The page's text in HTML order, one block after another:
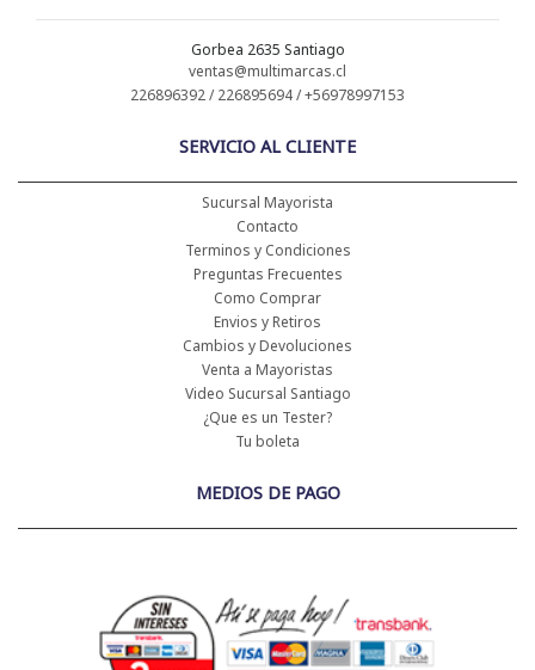
Gorbea 2635 Santiago
ventas@multimarcas.cl
226896392 / 226895694 / +56978997153
SERVICIO AL CLIENTE
Sucursal Mayorista
Contacto
Terminos y Condiciones
Preguntas Frecuentes
Como Comprar
Envios y Retiros
Cambios y Devoluciones
Venta a Mayoristas
Video Sucursal Santiago
¿Que es un Tester?
Tu boleta
MEDIOS DE PAGO